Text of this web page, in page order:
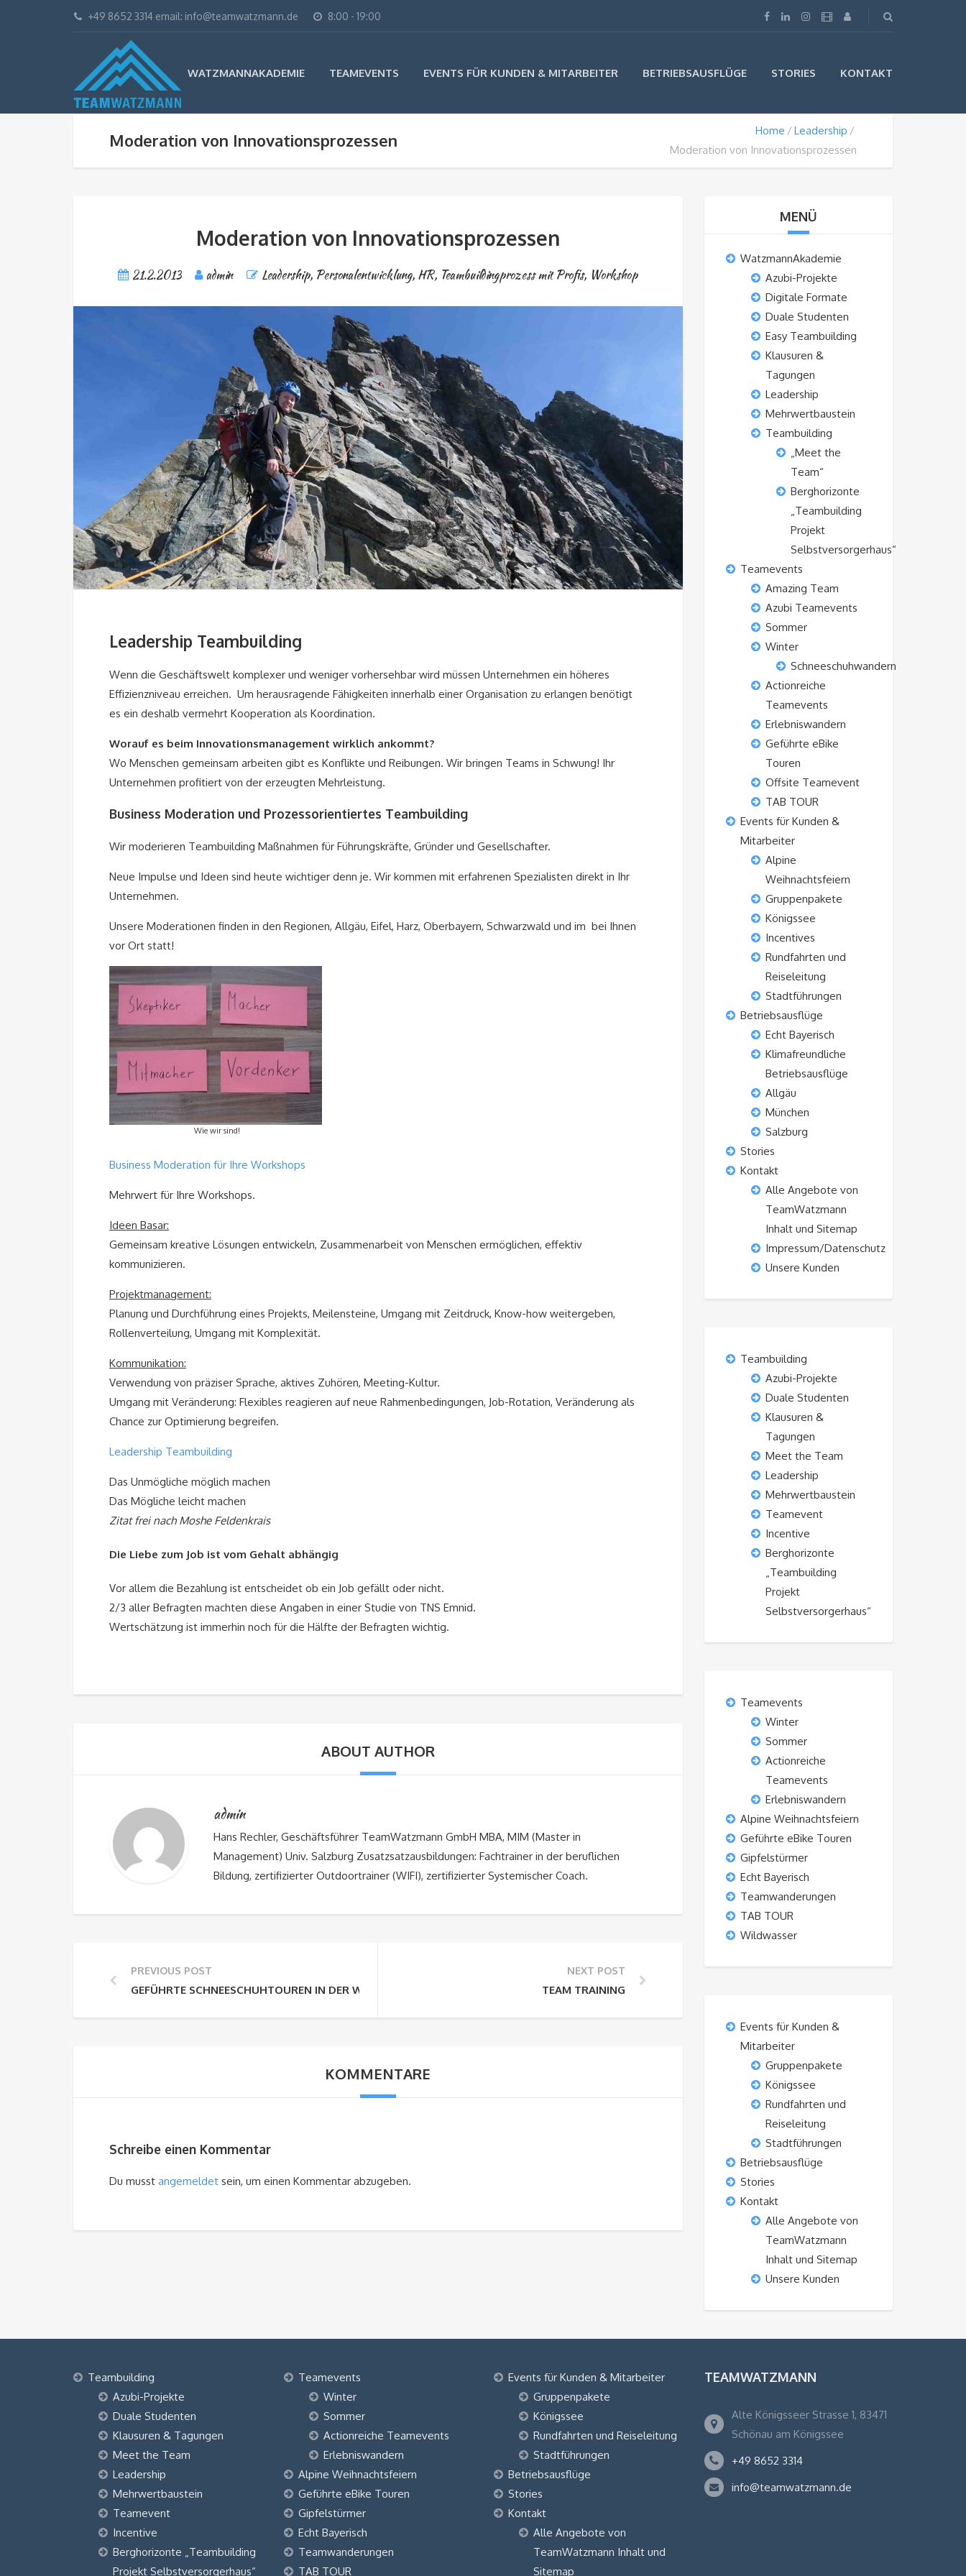
+49 8652 3314 email: info@teamwatzmann.de 8:00 - 19:00
WATZMANNAKADEMIE TEAMEVENTS EVENTS FÜR KUNDEN & MITARBEITER BETRIEBSAUSFLÜGE STORIES KONTAKT
Moderation von Innovationsprozessen Home
Leadership
Moderation von Innovationsprozessen
Moderation von Innovationsprozessen
21.2.2013 admin Leadership, Personalentwicklung, HR, Teambuildingprozess mit Profis, Workshop
Leadership Teambuilding
Wenn die Geschäftswelt komplexer und weniger vorhersehbar wird müssen Unternehmen ein höheres
Effizienzniveau erreichen. Um herausragende Fähigkeiten innerhalb einer Organisation zu erlangen benötigt
es ein deshalb vermehrt Kooperation als Koordination.
Worauf es beim Innovationsmanagement wirklich ankommt?
Wo Menschen gemeinsam arbeiten gibt es Konflikte und Reibungen. Wir bringen Teams in Schwung! Ihr
Unternehmen profitiert von der erzeugten Mehrleistung.
Business Moderation und Prozessorientiertes Teambuilding
Wir moderieren Teambuilding Maßnahmen für Führungskräfte, Gründer und Gesellschafter.
Neue Impulse und Ideen sind heute wichtiger denn je. Wir kommen mit erfahrenen Spezialisten direkt in Ihr
Unternehmen.
Unsere Moderationen finden in den Regionen, Allgäu, Eifel, Harz, Oberbayern, Schwarzwald und im bei Ihnen
vor Ort statt!
Wie wir sind!
Business Moderation für Ihre Workshops
Mehrwert für Ihre Workshops.
Ideen Basar:
Gemeinsam kreative Lösungen entwickeln, Zusammenarbeit von Menschen ermöglichen, effektiv
kommunizieren.
Projektmanagement:
Planung und Durchführung eines Projekts, Meilensteine, Umgang mit Zeitdruck, Know-how weitergeben,
Rollenverteilung, Umgang mit Komplexität.
Kommunikation:
Verwendung von präziser Sprache, aktives Zuhören, Meeting-Kultur.
Umgang mit Veränderung: Flexibles reagieren auf neue Rahmenbedingungen, Job-Rotation, Veränderung als
Chance zur Optimierung begreifen.
Leadership Teambuilding
Das Unmögliche möglich machen
Das Mögliche leicht machen
Zitat frei nach Moshe Feldenkrais
Die Liebe zum Job ist vom Gehalt abhängig
Vor allem die Bezahlung ist entscheidet ob ein Job gefällt oder nicht.
2/3 aller Befragten machten diese Angaben in einer Studie von TNS Emnid.
Wertschätzung ist immerhin noch für die Hälfte der Befragten wichtig.
ABOUT AUTHOR
admin
Hans Rechler, Geschäftsführer TeamWatzmann GmbH MBA, MIM (Master in
Management) Univ. Salzburg Zusatzsatzausbildungen: Fachtrainer in der beruflichen
Bildung, zertifizierter Outdoortrainer (WIFI), zertifizierter Systemischer Coach.
PREVIOUS POST
GEFÜHRTE SCHNEESCHUHTOUREN IN DER WINTERWELT
NEXT POST
TEAM TRAINING
KOMMENTARE
Schreibe einen Kommentar
Du musst angemeldet sein, um einen Kommentar abzugeben.
MENÜ
WatzmannAkademie
Azubi-Projekte
Digitale Formate
Duale Studenten
Easy Teambuilding
Klausuren &
Tagungen
Leadership
Mehrwertbaustein
Teambuilding
„Meet the
Team“
Berghorizonte
„Teambuilding
Projekt
Selbstversorgerhaus“
Teamevents
Amazing Team
Azubi Teamevents
Sommer
Winter
Schneeschuhwandern
Actionreiche
Teamevents
Erlebniswandern
Geführte eBike
Touren
Offsite Teamevent
TAB TOUR
Events für Kunden &
Mitarbeiter
Alpine
Weihnachtsfeiern
Gruppenpakete
Königssee
Incentives
Rundfahrten und
Reiseleitung
Stadtführungen
Betriebsausflüge
Echt Bayerisch
Klimafreundliche
Betriebsausflüge
Allgäu
München
Salzburg
Stories
Kontakt
Alle Angebote von
TeamWatzmann
Inhalt und Sitemap
Impressum/Datenschutz
Unsere Kunden
Teambuilding
Azubi-Projekte
Duale Studenten
Klausuren &
Tagungen
Meet the Team
Leadership
Mehrwertbaustein
Teamevent
Incentive
Berghorizonte
„Teambuilding
Projekt
Selbstversorgerhaus“
Teamevents
Winter
Sommer
Actionreiche
Teamevents
Erlebniswandern
Alpine Weihnachtsfeiern
Geführte eBike Touren
Gipfelstürmer
Echt Bayerisch
Teamwanderungen
TAB TOUR
Wildwasser
Events für Kunden &
Mitarbeiter
Gruppenpakete
Königssee
Rundfahrten und
Reiseleitung
Stadtführungen
Betriebsausflüge
Stories
Kontakt
Alle Angebote von
TeamWatzmann
Inhalt und Sitemap
Unsere Kunden
Teambuilding
Azubi-Projekte
Duale Studenten
Klausuren & Tagungen
Meet the Team
Leadership
Mehrwertbaustein
Teamevent
Incentive
Berghorizonte „Teambuilding
Projekt Selbstversorgerhaus“
Teamevents
Winter
Sommer
Actionreiche Teamevents
Erlebniswandern
Alpine Weihnachtsfeiern
Geführte eBike Touren
Gipfelstürmer
Echt Bayerisch
Teamwanderungen
TAB TOUR
Events für Kunden & Mitarbeiter
Gruppenpakete
Königssee
Rundfahrten und Reiseleitung
Stadtführungen
Betriebsausflüge
Stories
Kontakt
Alle Angebote von
TeamWatzmann Inhalt und
Sitemap
TEAMWATZMANN
Alte Königsseer Strasse 1, 83471
Schönau am Königssee
+49 8652 3314
info@teamwatzmann.de